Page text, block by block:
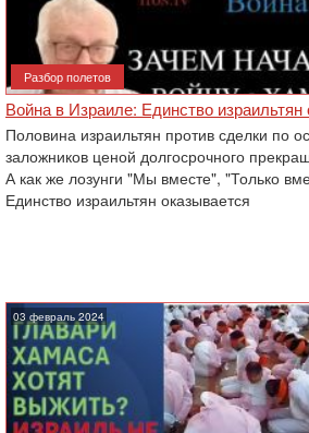
Разбор полетов
Война в Израиле: Единство
Половина израильтян против сделки по
заложников ценой долгосрочного
А как же лозунги "Мы вместе", "Только
Единство израильтян оказывается
03 февраль 2024